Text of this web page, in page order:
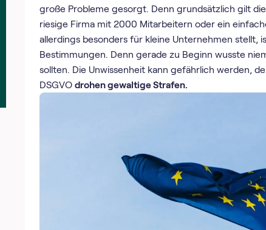
große Probleme gesorgt. Denn grundsätzlich gilt
riesige Firma mit 2000 Mitarbeitern oder ein
allerdings besonders für kleine Unternehmen stellt,
Bestimmungen. Denn gerade zu Beginn wusste
sollten. Die Unwissenheit kann gefährlich werden,
DSGVOdrohen gewaltige Strafen.